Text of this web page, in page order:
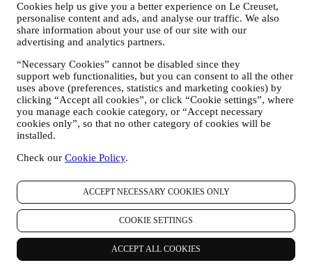
Cookies help us give you a better experience on Le Creuset,
personalise content and ads, and analyse our traffic. We also
share information about your use of our site with our
advertising and analytics partners.
“Necessary Cookies” cannot be disabled since they
support web functionalities, but you can consent to all the other
uses above (preferences, statistics and marketing cookies) by
clicking “Accept all cookies”, or click “Cookie settings”, where
you manage each cookie category, or “Accept necessary
cookies only”, so that no other category of cookies will be
installed.
Check our Cookie Policy.
ACCEPT NECESSARY COOKIES ONLY
COOKIE SETTINGS
ACCEPT ALL COOKIES
generiske annonser, tilbud eller meldinger. For mer
informasjon om hvordan vi bruker informasjonskapsler og
hvordan du kan slette dem, kan du lese våre retningslinjer for
informasjonskapslerher.
Dersom du har kjøpt et produkt fra oss, kan vi komme til å
sende deg en e-post der vi ber om at du vurderer produktet
ditt. Vi er interessert i produktanmeldelser fra kundene våre
(dersom de ønsker å oppgi slik informasjon). Det gjør at vi
kan forbedre produktene og tjenestene våre. På slutten av
kjøpsprosessen kan vi også komme til å invitere deg til å
skrive en produktvurdering. Vurderingen er ikke obligatorisk,
Sikkerhet- Vi legger stor vekt på sikkerheten for dataene til våre
brukere. Sikkerhet - Le Creuset vil iverksette rimelige tiltak for å
sikre at dine opplysninger holdes sikre, og bare brukes for de
formålene som er fastlagt i denne personvernmeldingen (og ikke for
noen andre formål), og at du på forespørsel kan få innsyn i eller få
korrigert dem. Vi benytter organisatoriske, tekniske og
administrative sikkerhetstiltak for å hjelpe til å verne mot tap,